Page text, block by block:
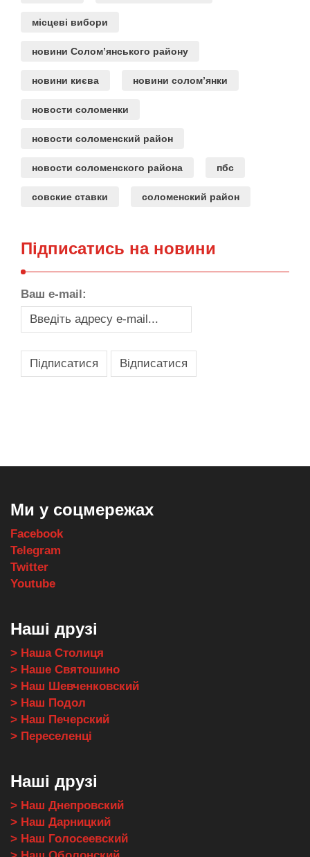
місцеві вибори
новини Солом’янського району
новини києва новини солом’янки
новости соломенки
новости соломенский район
новости соломенского района пбс
совские ставки соломенский район
Підписатись на новини
Ваш e-mail:
Ми у соцмережах
Facebook
Telegram
Twitter
Youtube
Наші друзі
> Наша Столиця
> Наше Святошино
> Наш Шевченковский
> Наш Подол
> Наш Печерский
> Переселенці
Наші друзі
> Наш Днепровский
> Наш Дарницкий
> Наш Голосеевский